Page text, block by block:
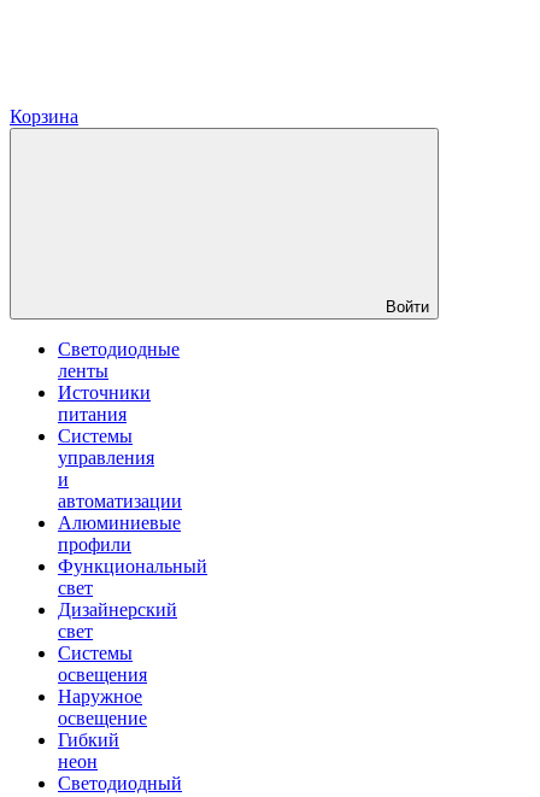
Корзина
Войти
Светодиодные
ленты
Источники
питания
Системы
управления
и
автоматизации
Алюминиевые
профили
Функциональный
свет
Дизайнерский
свет
Системы
освещения
Наружное
освещение
Гибкий
неон
Светодиодный